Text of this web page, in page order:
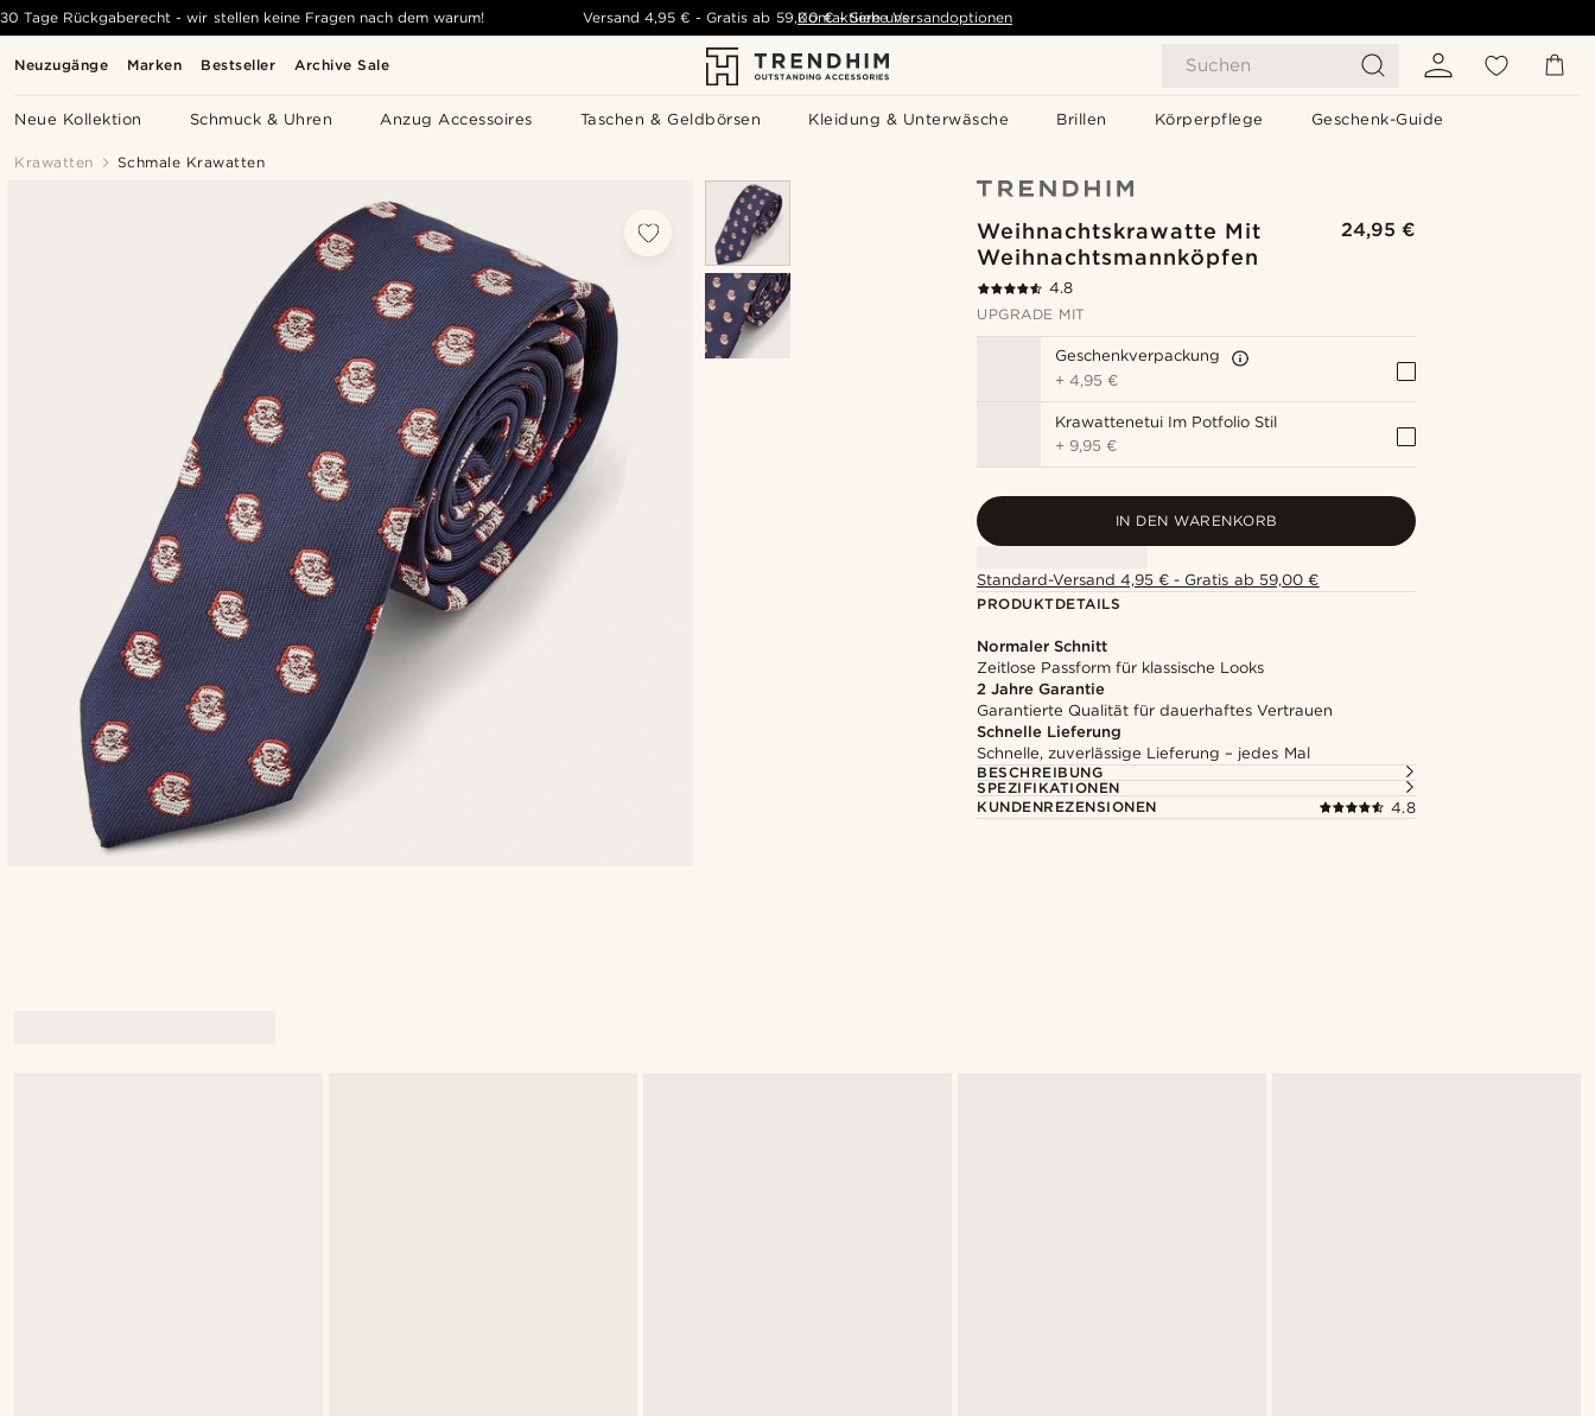
Neuzugänge Marken Bestseller Archive Sale Suchen
Neue Kollektion Schmuck & Uhren Anzug Accessoires Taschen & Geldbörsen Kleidung & Unterwäsche Brillen Körperpflege Geschenk-Guide
30 Tage Rückgaberecht - wir stellen keine Fragen nach dem warum! Versand 4,95 € -Gratis ab 59,00 € - Siehe Versandoptionen
Kontaktiere uns
Krawatten Schmale Krawatten
Weihnachtskrawatte Mit
Weihnachtsmannköpfen
24,95 €
4.8
UPGRADE MIT
Geschenkverpackung
+4,95 €
Krawattenetui Im Potfolio Stil
+ 9,95 €
IN DEN WARENKORB
Standard-Versand 4,95 € - Gratis ab 59,00 €
PRODUKTDETAILS
Normaler Schnitt
Zeitlose Passform für klassische Looks
2 Jahre Garantie
Garantierte Qualität für dauerhaftes Vertrauen
Schnelle Lieferung
Schnelle, zuverlässige Lieferung – jedes Mal
BESCHREIBUNG
SPEZIFIKATIONEN
KUNDENREZENSIONEN
4.8